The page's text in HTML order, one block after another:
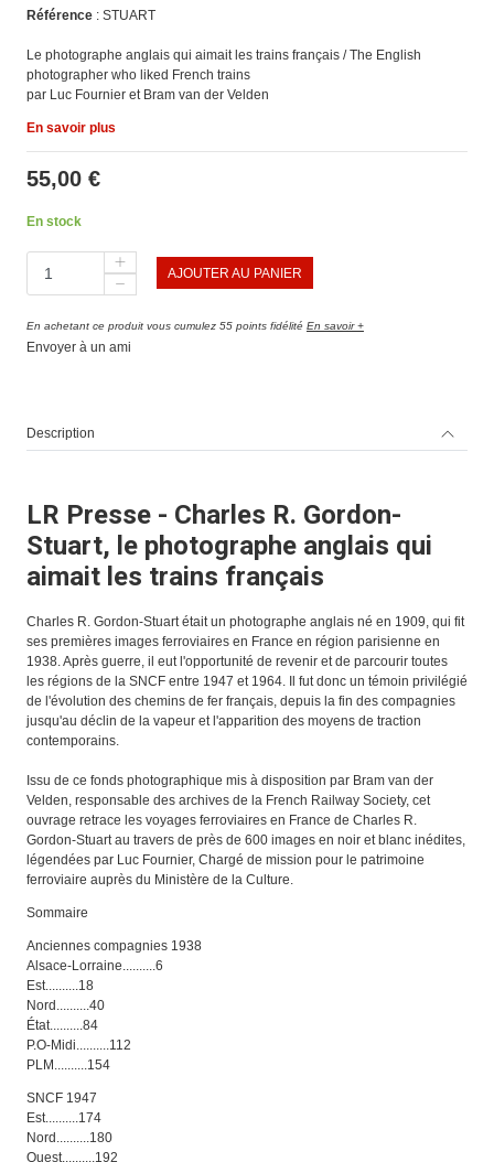
Référence: STUART
Le photographe anglais qui aimait les trains français / The English
photographer who liked French trains
par Luc Fournier et Bram van der Velden
En savoir plus
55,00 €
En stock
AJOUTER AU PANIER
En achetant ce produit vous cumulez 55 points fidélité En savoir +
Envoyer à un ami
Description
LR Presse - Charles R. Gordon-
Stuart, le photographe anglais qui
aimait les trains français
Charles R. Gordon-Stuart était un photographe anglais né en 1909, qui fit
ses premières images ferroviaires en France en région parisienne en
1938. Après guerre, il eut l'opportunité de revenir et de parcourir toutes
les régions de la SNCF entre 1947 et 1964. Il fut donc un témoin privilégié
de l'évolution des chemins de fer français, depuis la fin des compagnies
jusqu'au déclin de la vapeur et l'apparition des moyens de traction
contemporains.
Issu de ce fonds photographique mis à disposition par Bram van der
Velden, responsable des archives de la French Railway Society, cet
ouvrage retrace les voyages ferroviaires en France de Charles R.
Gordon-Stuart au travers de près de 600 images en noir et blanc inédites,
légendées par Luc Fournier, Chargé de mission pour le patrimoine
ferroviaire auprès du Ministère de la Culture.
Sommaire
Anciennes compagnies 1938
Alsace-Lorraine..........6
Est..........18
Nord..........40
État..........84
P.O-Midi..........112
PLM..........154
SNCF 1947
Est..........174
Nord..........180
Ouest..........192